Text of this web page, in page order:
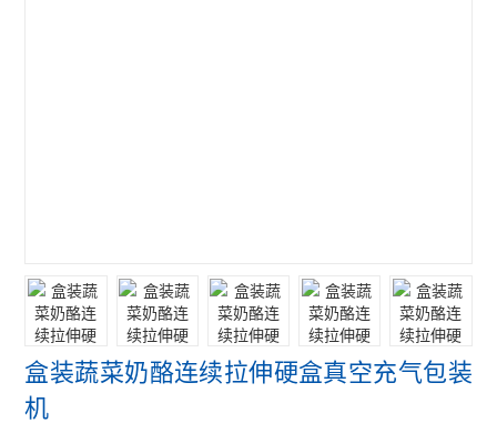
盒装蔬菜奶酪连续拉伸硬盒真空充气包装
机